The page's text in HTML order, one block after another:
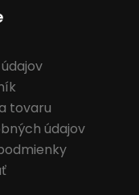
tovaru
údajov